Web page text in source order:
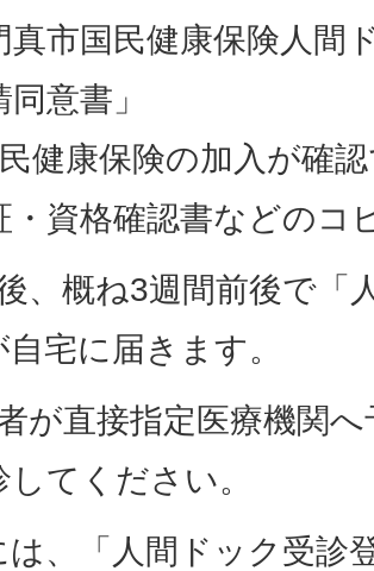
真市国民健康保険人間
同意書」
健康保険の加入が確
・資格確認書などのコ
、概ね3週間前後で「
宅に届きます。
が直接指定医療機関
てください。
は、「人間ドック受診